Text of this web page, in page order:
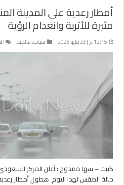
أمطار رعدية على المدينة
مثيرة للأتربة وانعدام الرؤية
12:15 م | 23 يناير، 2026 سياحة عالمية
كتبت – سها ممدوح : أعلن المركز
حالة الطقس لهذا اليوم هطول أمطار